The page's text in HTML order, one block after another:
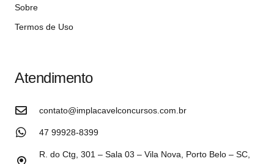
Sobre
Termos de Uso
Atendimento
contato@implacavelconcursos.com.br
47 99928-8399
R. do Ctg, 301 – Sala 03 – Vila Nova, Porto Belo – SC,